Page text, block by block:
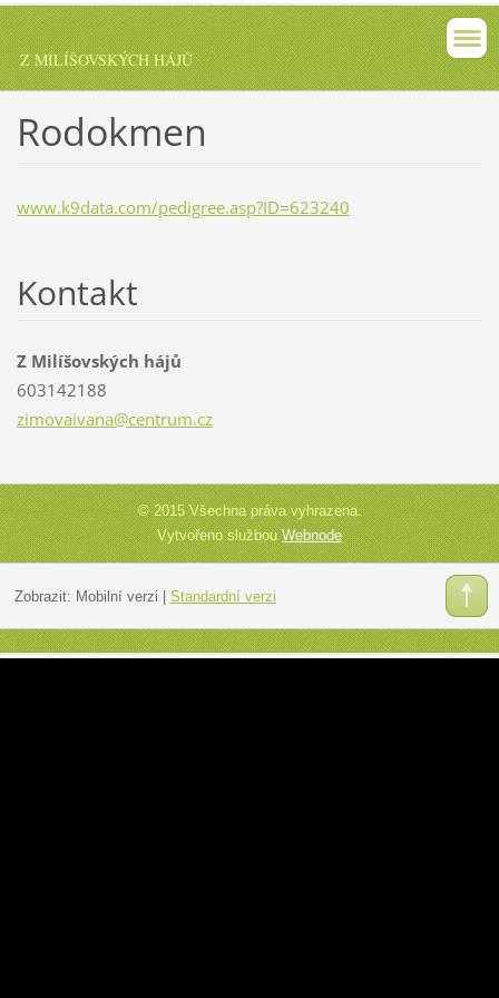
Z MILÍŠOVSKÝCH HÁJŮ
Rodokmen
www.k9data.com/pedigree.asp?ID=623240
Kontakt
Z Milíšovských hájů
603142188
zimovaivana@centrum.cz
© 2015 Všechna práva vyhrazena.
Vytvořeno službouWebnode
Zobrazit: Mobilní verzi Standardní verzi